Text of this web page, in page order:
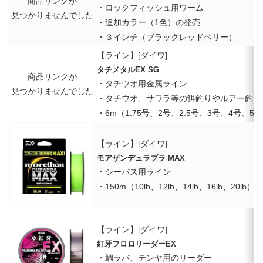
見つかりませんでした
・ロックフィッシュ用ワーム
・追加カラー（1色）の発売
・３インチ（ブラックレッドベリー）
商品リンクが
見つかりませんでした
【ライン】[ダイワ]
タチメタルEX SG
・タチウオ用金属ライン
・タチウオ、サワラ等の餌釣りやルアー釣
・6m（1.75号、2号、2.5号、3号、4号、5
【ライン】[ダイワ]
モアザンデュラブラ MAX
・シーバス用ライン
・150m（10lb、12lb、14lb、16lb、20lb）
【ライン】[ダイワ]
紅牙フロロリーダーEX
・鯛ラバ、テンヤ用のリーダー